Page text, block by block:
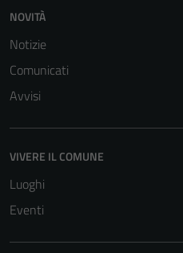
NOVITÀ
Notizie
Comunicati
Avvisi
VIVERE IL COMUNE
Luoghi
Eventi